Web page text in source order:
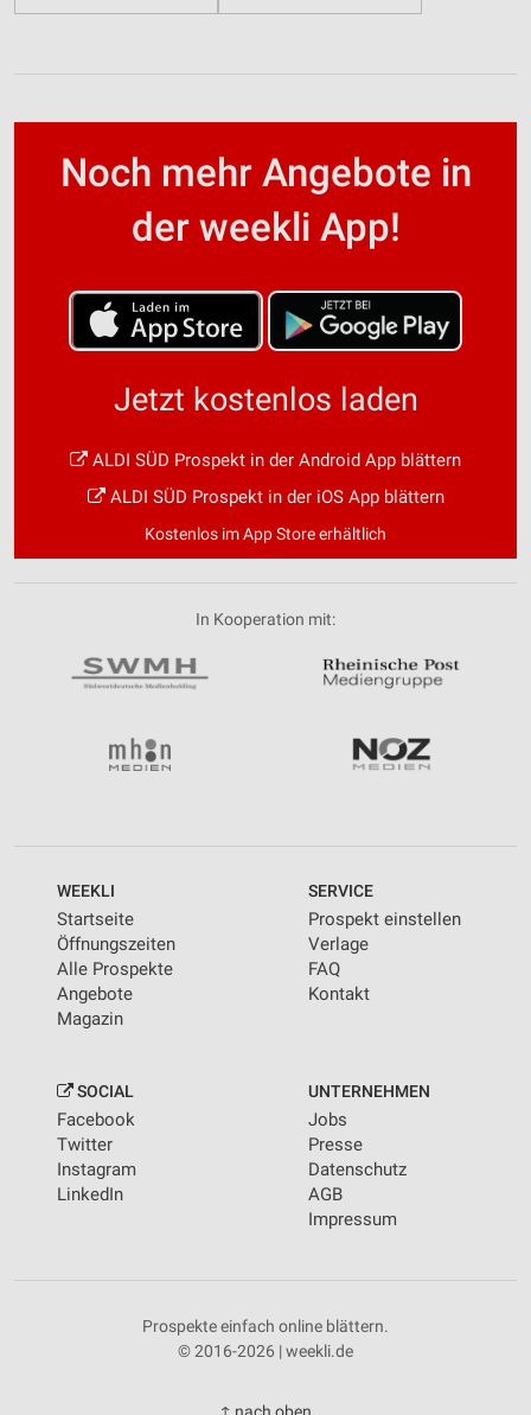
Noch mehr Angebote in
der weekli App!
Jetzt kostenlos laden
ALDI SÜD Prospekt in der Android App blättern
ALDI SÜD Prospekt in der iOS App blättern
Kostenlos im App Store erhältlich
In Kooperation mit:
WEEKLI
Startseite
Öffnungszeiten
Alle Prospekte
Angebote
Magazin
SERVICE
Prospekt einstellen
Verlage
FAQ
Kontakt
SOCIAL
Facebook
Twitter
Instagram
LinkedIn
UNTERNEHMEN
Jobs
Presse
Datenschutz
AGB
Impressum
Prospekte einfach online blättern.
© 2016-2026 | weekli.de
↑ nach oben